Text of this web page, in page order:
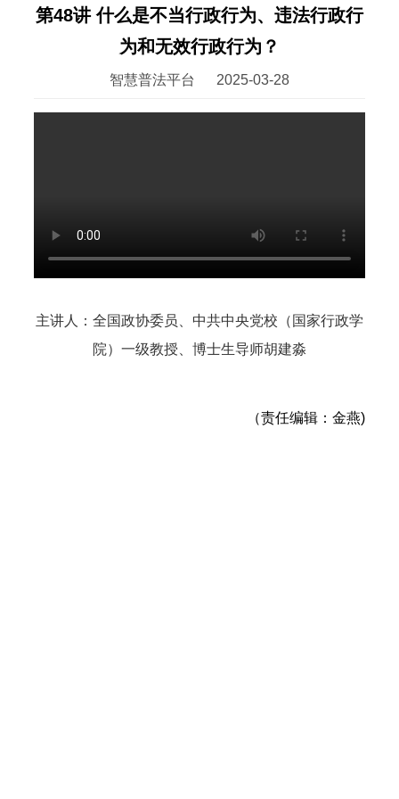
第48讲 什么是不当行政行为、违法行政行
为和无效行政行为？
智慧普法平台 2025-03-28
主讲人：全国政协委员、中共中央党校（国家行政学
院）一级教授、博士生导师胡建淼
（责任编辑：金燕)